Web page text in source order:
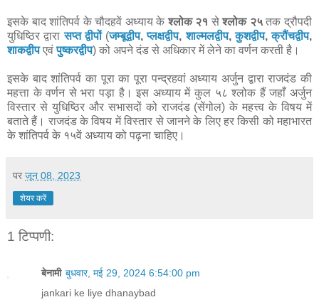
इसके बाद शांतिपर्व के चौदहवें अध्याय केश्लोक २१ सेश्लोक २५तक द्रौपदी
युधिष्ठिर द्वारासप्त द्वीपों(जम्बूद्वीप,प्लक्षद्वीप,शाल्मलद्वीप,कुशद्वीप,क्रौंचद्वीप,
शाकद्वीपएवंपुष्करद्वीप) को अपने दंड से अधिकार में लेने का वर्णन करती है।
इसके बाद शांतिपर्व का पूरा का पूरा पन्द्रहवां अध्याय अर्जुन द्वारा राजदंड की
महत्ता के वर्णन से भरा पड़ा है। इस अध्याय में कुल ५८ श्लोक हैं जहाँ अर्जुन
विस्तार से युधिष्ठिर और सभासदों को राजदंड (सेंगोल) के महत्त्व के विषय में
बताते हैं। राजदंड के विषय में विस्तार से जानने के लिए हर किसी को महाभारत
के शांतिपर्व के १५वें अध्याय को पढ़ना चाहिए।
पर जून 08, 2023
शेयर करें
1 टिप्पणी:
बेनामी बुधवार, मई 29, 2024 6:54:00 pm
jankari ke liye dhanaybad